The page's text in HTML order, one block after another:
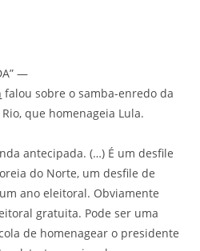
—
falou sobre o samba-enredo da
que homenageia Lula.
antecipada. (…) É um desfile
do Norte, um desfile de
ano eleitoral. Obviamente
gratuita. Pode ser uma
de homenagear o presidente